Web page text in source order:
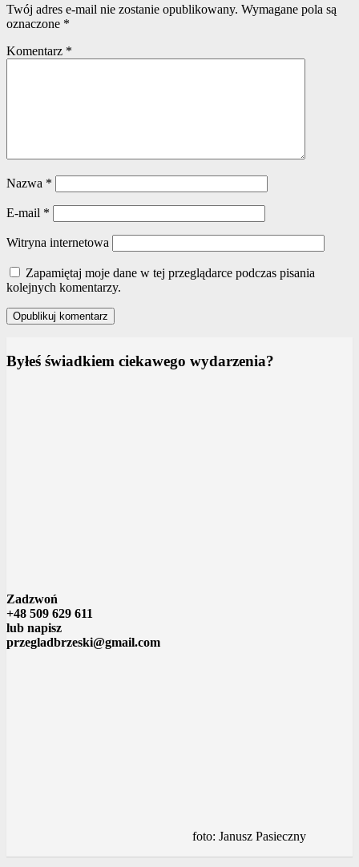
Twój adres e-mail nie zostanie opublikowany. Wymagane pola są
oznaczone *
Komentarz *
Nazwa *
E-mail *
Witryna internetowa
Zapamiętaj moje dane w tej przeglądarce podczas pisania
kolejnych komentarzy.
Byłeś świadkiem ciekawego wydarzenia?
Zadzwoń
+48 509 629 611
lub napisz
przegladbrzeski@gmail.com
foto: Janusz Pasieczny